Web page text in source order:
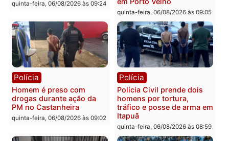
Polícia
Homem é esfaqueado no
tórax durante briga com
vizinho no bairro Ulysses
Guimarães
quinta-feira, 06/08/2026 às 09:24
Polícia
Três suspeitos ligados a
facção criminosa são
presos por receptação e
adulteração de veículos
em Porto Velho
quinta-feira, 06/08/2026 às